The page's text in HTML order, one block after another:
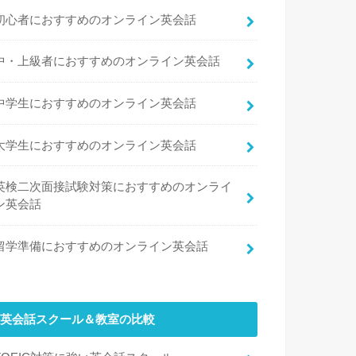
心者におすすめのオンライン英会話
・上級者におすすめのオンライン英会話
学生におすすめのオンライン英会話
学生におすすめのオンライン英会話
検二次面接試験対策におすすめのオンライ
英会話
学準備におすすめのオンライン英会話
英会話スクール＆教室の比較